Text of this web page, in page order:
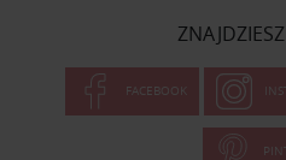
FACEBOOK